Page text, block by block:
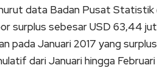
data Badan Pusat Statistik
surplus sebesar USD 63,44
pada Januari 2017 yang
dari Januari hingga